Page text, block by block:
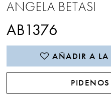
ANGELA BETASI
AB1376
AÑADIR A LA